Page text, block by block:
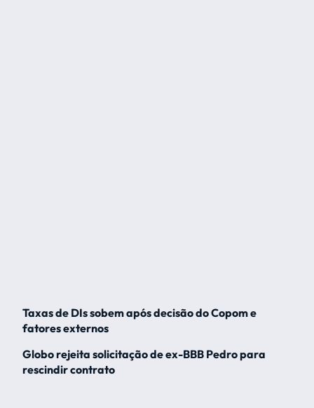
Taxas de DIs sobem após decisão do Copom e
fatores externos
Globo rejeita solicitação de ex-BBB Pedro para
rescindir contrato